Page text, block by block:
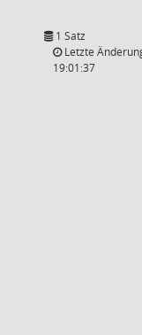
1 Satz
Letzte
19:01:37